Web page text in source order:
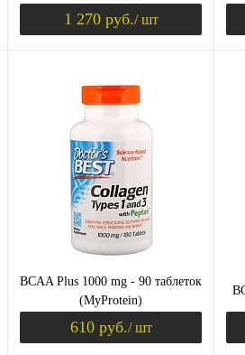
1 270 руб./ шт
Купить в 1 клик
Сравнение
В избранное
Недоступно
BCAA Plus 1000 mg - 90 таблеток
(MyProtein)
610 руб./ шт